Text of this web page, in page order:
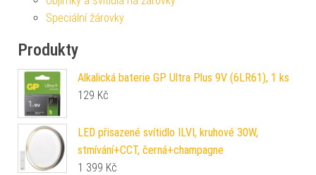
Speciální žárovky
Produkty
Alkalická baterie GP Ultra Plus 9V (6LR61), 1 ks
129 Kč
LED přisazené svítidlo ILVI, kruhové 30W,
stmívání+CCT, černá+champagne
1 399 Kč